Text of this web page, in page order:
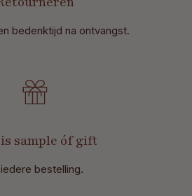
bedenktijd na ontvangst.
sample óf gift
iedere bestelling.